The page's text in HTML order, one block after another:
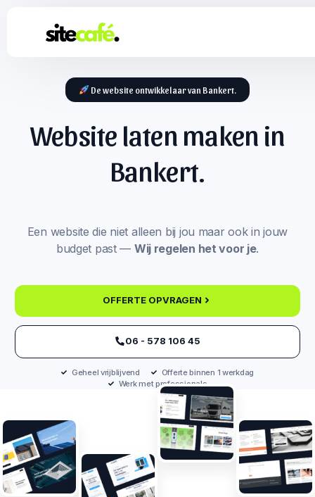
De website ontwikkelaar van Bankert.
Website laten maken in
Bankert.
Een website die niet alleen bij jou maar ook in jouw
budget past — Wij regelen het voor je.
OFFERTE OPVRAGEN
‪06 - 578 106 45‬
Geheel vrijblijvend
Offerte binnen 1 werkdag
Werk met professionals